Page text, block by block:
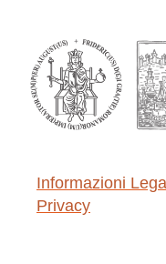
Informazioni
Privacy